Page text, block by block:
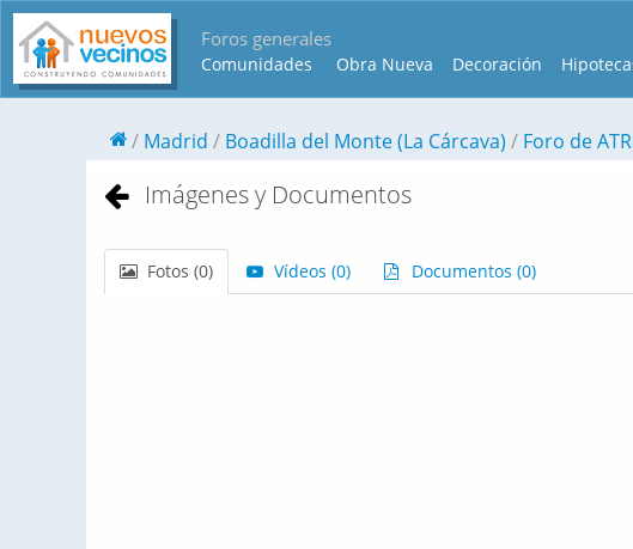
Foros generales
Comunidades Obra Nueva Decoración
Madrid Boadilla del Monte (La Cárcava) Foro de
Imágenes y Documentos
Fotos (0) Vídeos (0) Documentos (0)